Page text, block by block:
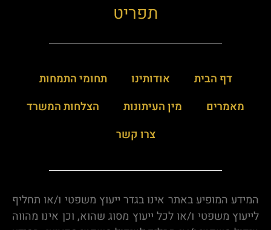
תפריט
דף הבית אודותינו
תחומי התמחות
מאמרים
מין העיתונות
הצלחות המשרד
צרו קשר
המידע המופיע באתר אינו בגדר ייעוץ משפטי ו/או תחליף
לייעוץ משפטי ו/או לכל ייעוץ מסוג שהוא, וכן אינו מהווה